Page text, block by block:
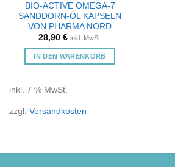
BIO-ACTIVE OMEGA‑7
SANDDORN-ÖL KAPSELN
VON PHARMA NORD
28,90 € inkl. MwSt.
IN DEN WARENKORB
inkl. 7 % MwSt.
zzgl. Versandkosten